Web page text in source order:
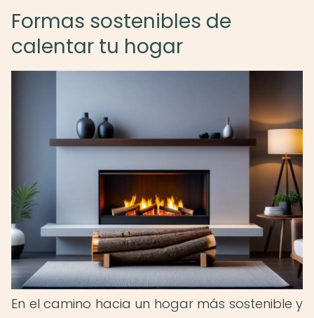
Formas sostenibles de
calentar tu hogar
En el camino hacia un hogar más sostenible y